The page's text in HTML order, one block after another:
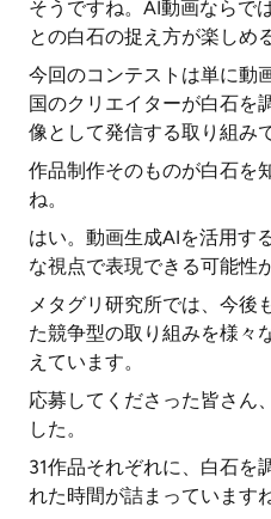
そうですね。AI動画ならで
との白石の捉え方が楽しめ
今回のコンテストは単に動
国のクリエイターが白石を
像として発信する取り組み
作品制作そのものが白石を
ね。
はい。動画生成AIを活用す
な視点で表現できる可能性
メタグリ研究所では、今後
た競争型の取り組みを様々
えています。
応募してくださった皆さん
した。
31作品それぞれに、白石を
れた時間が詰まっていますね